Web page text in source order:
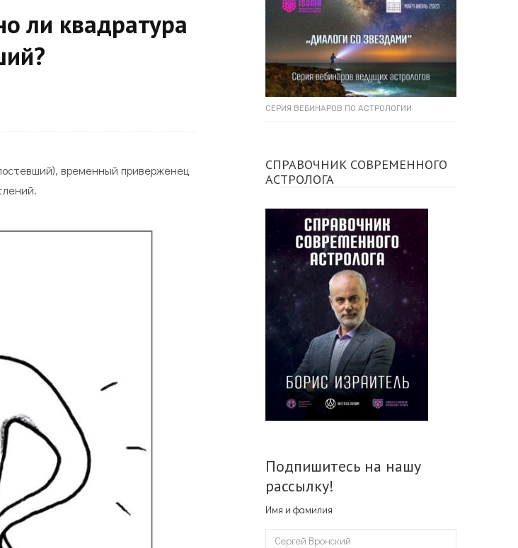
ли квадратура
временный приверженец
СЕРИЯ ВЕБИНАРОВ ПО АСТРОЛОГИИ
СПРАВОЧНИК СОВРЕМЕННОГО
АСТРОЛОГА
Подпишитесь на нашу
рассылку!
Имя и фамилия